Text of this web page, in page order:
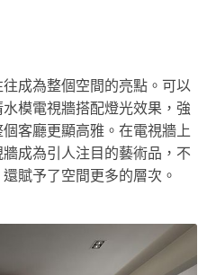
成為整個空間的亮點。可以
模電視牆搭配燈光效果，強
客廳更顯高雅。在電視牆上
成為引人注目的藝術品，不
賦予了空間更多的層次。